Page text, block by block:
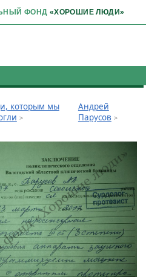
ФОНД «ХОРОШИЕ ЛЮДИ»
которым мы
Андрей
Парусов